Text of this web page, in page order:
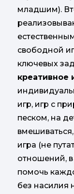
младшим).
свободной
ключевых
креативное
игр, игр с
песком, на
игра (не
отношений,
помочь
без насилия